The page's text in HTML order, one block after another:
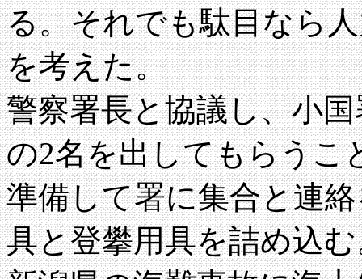
る。それでも駄目なら
を考えた。
警察署長と協議し、小
の2名を出してもらうこ
準備して署に集合と連
具と登攀用具を詰め込